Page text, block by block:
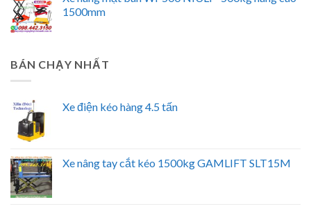
1500mm
BÁN CHẠY NHẤT
Xe điện kéo hàng 4.5 tấn
Xe nâng tay cắt kéo 1500kg GAMLIFT SLT15M